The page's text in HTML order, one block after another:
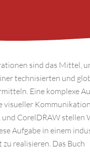
sind das Mittel,
technisierten und
Eine komplexe
visueller
und CorelDRAW stellen
Aufgabe in einem
realisieren. Das Buch